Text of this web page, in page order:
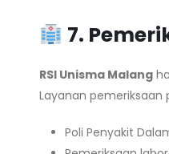
7.
RSI Unisma Malang
Layanan pemeriksaan
Poli Penyakit